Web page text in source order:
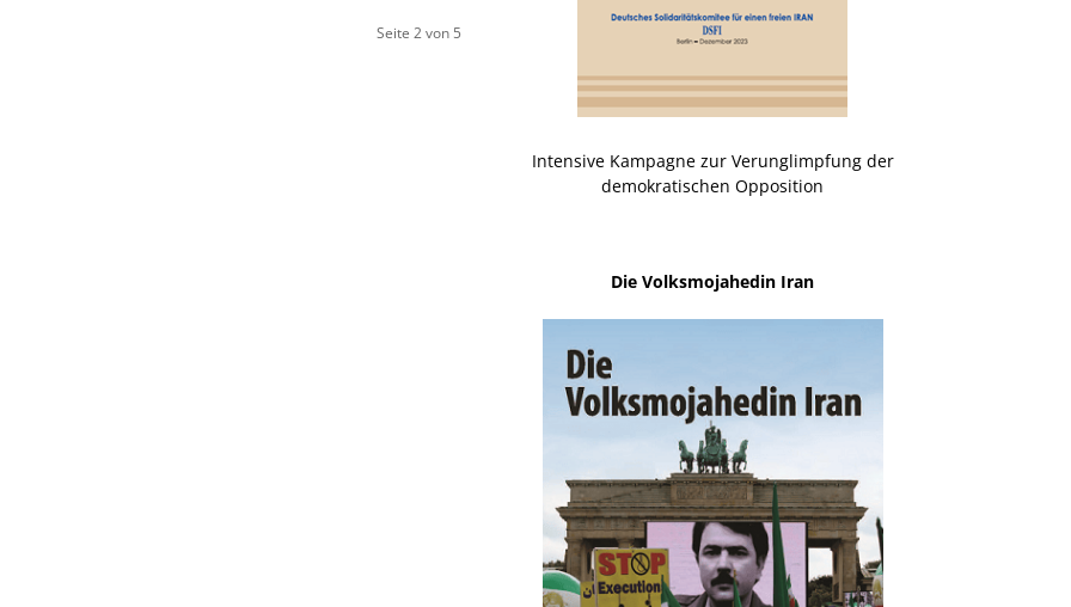
Seite 2 von 5
Intensive Kampagne zur Verunglimpfung der
demokratischen Opposition
Die Volksmojahedin Iran